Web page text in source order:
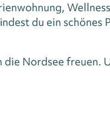
du ein schönes
die Nordsee freuen.